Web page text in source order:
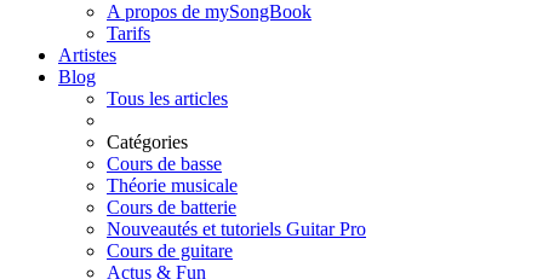
A propos de mySongBook
Tarifs
Artistes
Blog
Tous les articles
Catégories
Cours de basse
Théorie musicale
Cours de batterie
Nouveautés et tutoriels Guitar Pro
Cours de guitare
Actus & Fun